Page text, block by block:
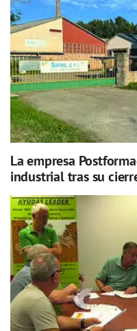
La empresa
industrial tras su